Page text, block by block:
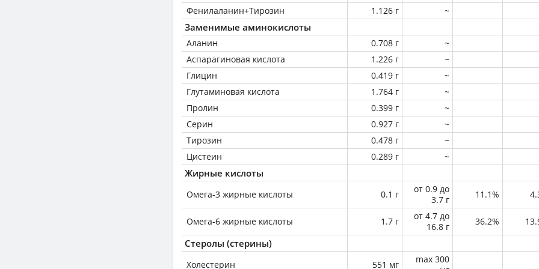
Фенилаланин+Тирозин
1.126 г ~
Заменимые аминокислоты
Аланин 0.708 г
~
Аспарагиновая кислота
1.226 г
~
Глицин
0.419 г
~
Глутаминовая кислота
1.764 г
~
Пролин
0.399 г
~
Серин
0.927 г
~
Тирозин
0.478 г
~
Цистеин
0.289 г ~
Жирные кислоты
Омега-3 жирные кислоты 0.1 г
от 0.9 до
3.7 г
11.1%
Омега-6 жирные кислоты 1.7 г
от 4.7 до
16.8 г
36.2%
Стеролы (стерины)
Холестерин 551 мг
max 300